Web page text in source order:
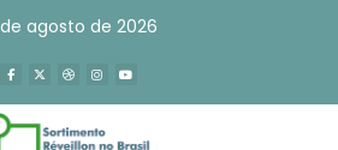
agosto de 2026